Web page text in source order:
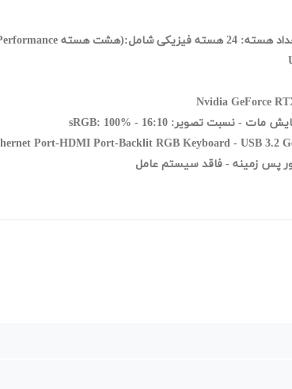
Port-HDMI Port-Backlit RGB Keyboard -USB 3.2